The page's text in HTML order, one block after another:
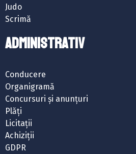
Judo
Scrimă
ADMINISTRATIV
Conducere
Organigramă
Concursuri și anunțuri
Plăți
Licitații
Achiziții
GDPR